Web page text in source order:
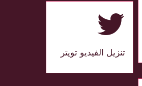
تنزيل الفيديو تويتر